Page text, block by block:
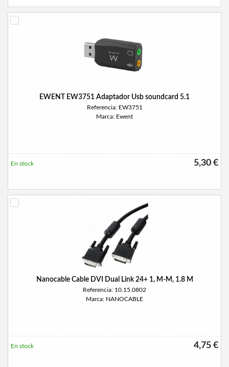
EWENT EW3751 Adaptador Usb soundcard 5.1
Referencia: EW3751
Marca: Ewent
5,30 €
En stock
Nanocable Cable DVI Dual Link 24+ 1, M-M, 1.8 M
Referencia: 10.15.0802
Marca: NANOCABLE
4,75 €
En stock